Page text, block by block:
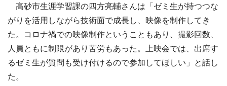
高砂市生涯学習課の四方亮輔さんは「ゼミ生が持つつな
がりを活用しながら技術面で成長し、映像を制作してき
た。コロナ禍での映像制作ということもあり、撮影回数、
人員ともに制限があり苦労もあった。上映会では、出席す
るゼミ生が質問も受け付けるので参加してほしい」と話し
た。